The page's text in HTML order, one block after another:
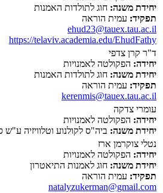
יחידת משנה: חוג לתולדות האמנות
תפקיד: עמית הוראה
ehud23@tauex.tau.ac.il
https://telaviv.academia.edu/EhudFathy
ד"ר קרן צדפי
יחידה: הפקולטה לאמנויות
יחידת משנה: חוג לתולדות האמנות
תפקיד: עמית הוראה
kerenmis@tauex.tau.ac.il
עומרי צדקה
יחידה: הפקולטה לאמנויות
יחידת משנה: ביה"ס לקולנוע וטלוויזיה
נטלי צוקרמן ארז
יחידה: הפקולטה לאמנויות
יחידת משנה: חוג לאמנות התיאטרון
תפקיד: עמית הוראה
natalyzukerman@gmail.com